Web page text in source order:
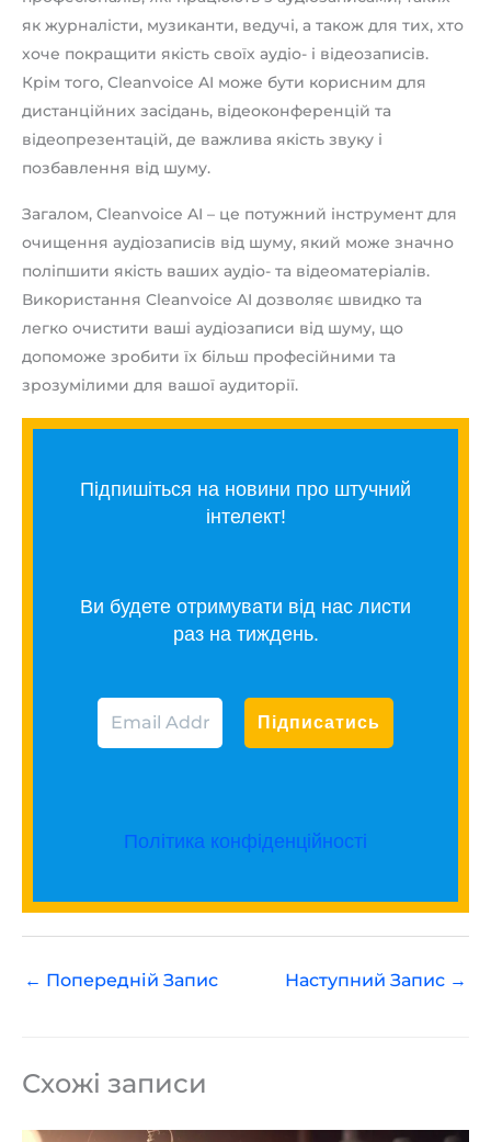
як журналісти, музиканти, ведучі, а також для тих, хто
хоче покращити якість своїх аудіо- і відеозаписів.
Крім того, Cleanvoice AI може бути корисним для
дистанційних засідань, відеоконференцій та
відеопрезентацій, де важлива якість звуку і
позбавлення від шуму.
Загалом, Cleanvoice AI – це потужний інструмент для
очищення аудіозаписів від шуму, який може значно
поліпшити якість ваших аудіо- та відеоматеріалів.
Використання Cleanvoice AI дозволяє швидко та
легко очистити ваші аудіозаписи від шуму, що
допоможе зробити їх більш професійними та
зрозумілими для вашої аудиторії.
Підпишіться на новини про штучний
інтелект!
Ви будете отримувати від нас листи
раз на тиждень.
Політика конфіденційності
← Попередній Запис Наступний Запис →
Схожі записи